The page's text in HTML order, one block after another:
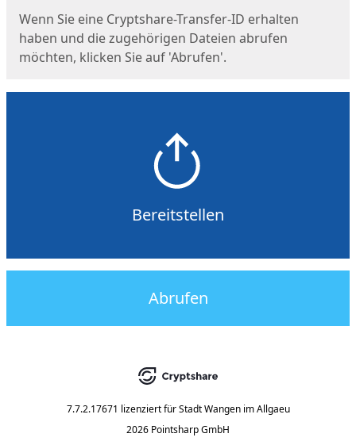
Wenn Sie eine Cryptshare-Transfer-ID erhalten
haben und die zugehörigen Dateien abrufen
möchten, klicken Sie auf 'Abrufen'.
Bereitstellen
Abrufen
7.7.2.17671 lizenziert für Stadt Wangen im Allgaeu
2026 Pointsharp GmbH